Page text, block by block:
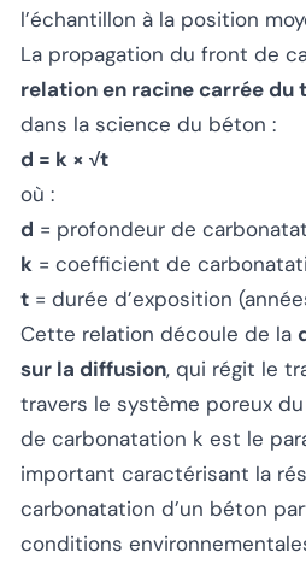
l’échantillon à la position
La propagation du front de
relation en racine carrée du
dans la science du béton :
d = k × √t
où :
d = profondeur de
k = coefficient de
t = durée d’exposition
Cette relation découle de la
sur la diffusion, qui régit le
travers le système poreux
de carbonatation k est le
important caractérisant la
carbonatation d’un béton
conditions